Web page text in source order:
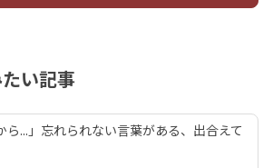
い記事
ら...」忘れられない言葉がある、出合えて